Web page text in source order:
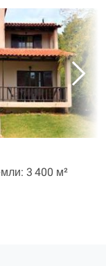
3 400 м²